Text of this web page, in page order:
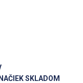
SKLADOM